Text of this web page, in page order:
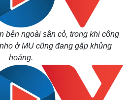
bên ngoài sân cỏ, trong khi công
ở MU cũng đang gặp khủng
hoảng.